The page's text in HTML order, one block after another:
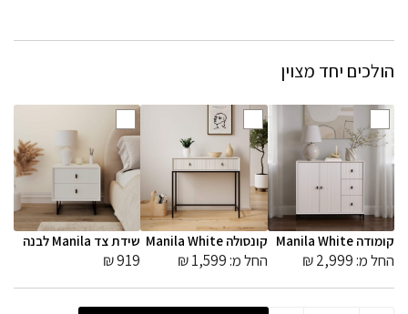
הולכים יחד מצוין
קומודה Manila White
החל מ: ₪2,999
קונסולה Manila White
החל מ: ₪1,599
שידת צד Manila לבנה
₪919